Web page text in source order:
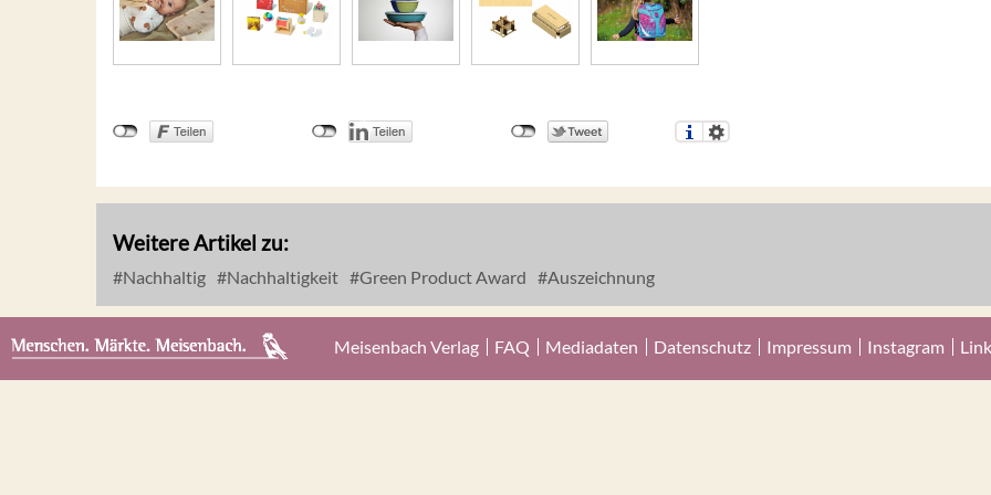
Weitere Artikel zu:
Nachhaltig Nachhaltigkeit Green Product Award Auszeichnung
Meisenbach Verlag FAQ Mediadaten Datenschutz Impressum Instagram